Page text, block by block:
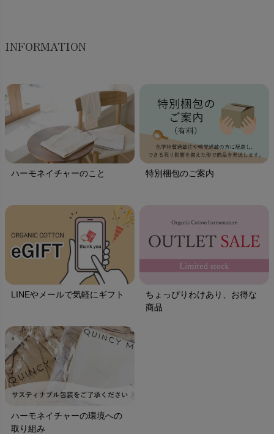
INFORMATION
ハーモネイチャーのこと 特別梱包のご案内
LINEやメールで気軽にギフト
ちょっぴりわけあり、お得な
商品
ハーモネイチャーの環境への
取り組み